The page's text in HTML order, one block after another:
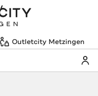
Outletcity Metzingen